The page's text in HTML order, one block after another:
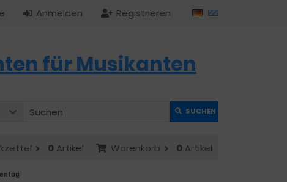
Registrieren
Anmelden
für Musikanten
SUCHEN
Warenkorb 0 Artikel
0 Artikel